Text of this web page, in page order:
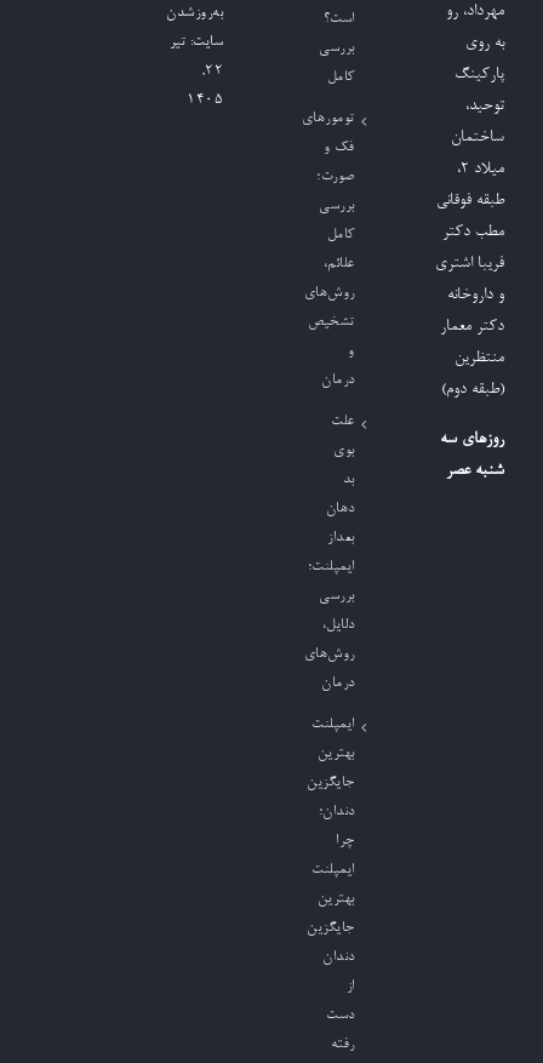
مهرداد، رو
به روی
پارکینگ
توحید،
ساختمان
میلاد ٢،
طبقه فوقانی
مطب دکتر
فریبا اشتری
و داروخانه
دکتر معمار
منتظرین
(طبقه دوم)
روزهای سه
شنبه عصر
است؟
بررسی
کامل
تومورهای
فک و
صورت؛
بررسی
کامل
علائم،
روش‌های
تشخیص
و
درمان
علت
بوی
بد
دهان
بعداز
ایمپلنت؛
بررسی
دلایل،
روش‌های
درمان
ایمپلنت
بهترین
جایگزین
دندان؛
چرا
ایمپلنت
بهترین
جایگزین
دندان
از
دست
رفته
به‌روزشدن
سایت: تیر
۲۲,
۱۴۰۵